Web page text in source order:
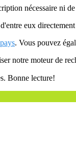
nécessaire ni
eux
pays. Vous pouvez
notre moteur de
Bonne lecture!